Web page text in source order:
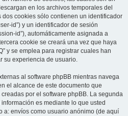
en los archivos temporales del
cookies sólo contienen un identificador
id”) y un identificador de sesión
id”), automáticamente asignada a
cookie se creará una vez que haya
y se emplea para registrar cuales han
su experiencia de usuario.
al software phpBB mientras navega
el alcance de este documento que
por el software phpBB. La segunda
es mediante lo que usted
a: envíos como usuario anónimo (de aquí